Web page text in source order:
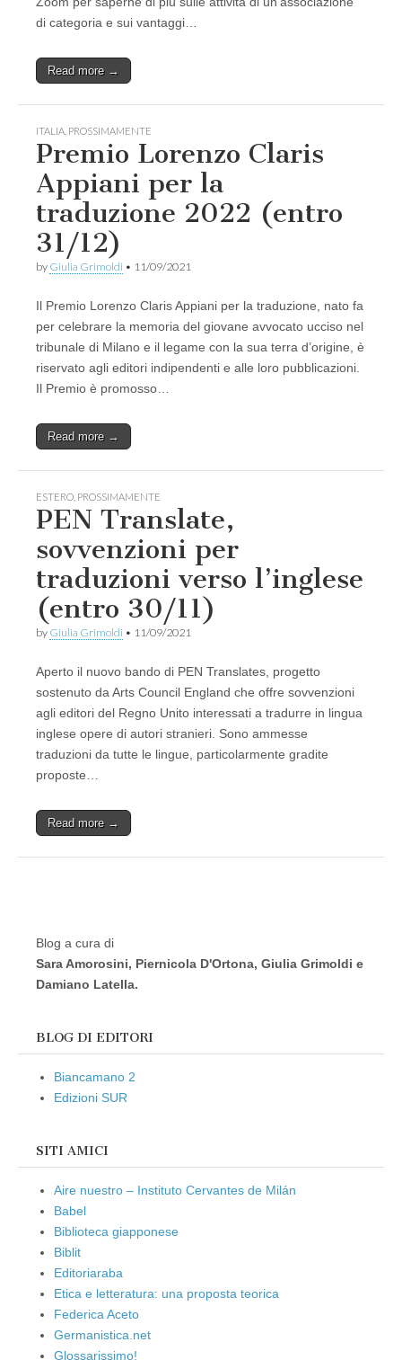
di categoria e sui vantaggi…
Read more →
ITALIA PROSSIMAMENTE
Premio Lorenzo Claris
Appiani per la
traduzione 2022 (entro
31/12)
by Giulia Grimoldi • 11/09/2021
Il Premio Lorenzo Claris Appiani per la traduzione, nato fa
per celebrare la memoria del giovane avvocato ucciso nel
tribunale di Milano e il legame con la sua terra d’origine, è
riservato agli editori indipendenti e alle loro pubblicazioni.
Il Premio è promosso…
Read more →
ESTERO PROSSIMAMENTE
PEN Translate,
sovvenzioni per
traduzioni verso l’inglese
(entro 30/11)
by Giulia Grimoldi • 11/09/2021
Aperto il nuovo bando di PEN Translates, progetto
sostenuto da Arts Council England che offre sovvenzioni
agli editori del Regno Unito interessati a tradurre in lingua
inglese opere di autori stranieri. Sono ammesse
traduzioni da tutte le lingue, particolarmente gradite
proposte…
Read more →
Blog a cura di
Sara Amorosini, Piernicola D'Ortona, Giulia Grimoldi e
Damiano Latella.
BLOG DI EDITORI
Biancamano 2
Edizioni SUR
SITI AMICI
Aire nuestro – Instituto Cervantes de Milán
Babel
Biblioteca giapponese
Biblit
Editoriaraba
Etica e letteratura: una proposta teorica
Federica Aceto
Germanistica.net
Glossarissimo!